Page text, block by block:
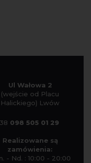
Ul Wałowa 2
(wejście od Placu
Halickiego) Lwów
098 505 01 29
Realizowane są
zamówienia:
- Nd. : 10:00 - 20:00